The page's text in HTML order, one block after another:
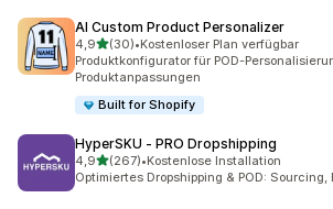
AI Custom Product Personalizer
4,9von 5 Sternen
(30)
30 Rezensionen insgesamt
•Kostenloser Plan verfügbar
Produktkonfigurator für POD-
Produktanpassungen
Built for Shopify
HyperSKU ‑ PRO Dropshipping
4,9von 5 Sternen
(267)
267 Rezensionen insgesamt
•Kostenlose Installation
Optimiertes Dropshipping & POD: